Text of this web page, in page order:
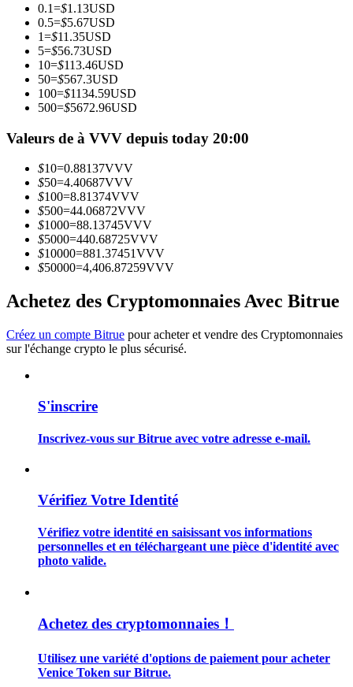
Devenez un trader de copie
Profitez du partage des bénéfices et des commissions de copy
Analyse de mégadonnées, y compris des informations
Stratégies de trading
0.1=$1.13USD
0.5=$5.67USD
1=$11.35USD
5=$56.73USD
10=$113.46USD
50=$567.3USD
100=$1134.59USD
500=$5672.96USD
Valeurs de à VVV depuis today 20:00
$10=0.88137VVV
$50=4.40687VVV
$100=8.81374VVV
$500=44.06872VVV
$1000=88.13745VVV
$5000=440.68725VVV
$10000=881.37451VVV
$50000=4,406.87259VVV
Achetez des Cryptomonnaies Avec Bitrue
Créez un compte Bitrue pour acheter et vendre des Cryptomonnaies
sur l'échange crypto le plus sécurisé.
S'inscrire
Inscrivez-vous sur Bitrue avec votre adresse e-mail.
Vérifiez Votre Identité
Vérifiez votre identité en saisissant vos informations
personnelles et en téléchargeant une pièce d'identité avec
photo valide.
Achetez des cryptomonnaies！
Utilisez une variété d'options de paiement pour acheter
Venice Token sur Bitrue.